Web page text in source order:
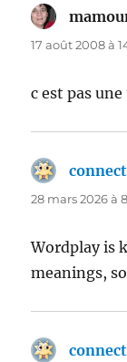
17 août 2008 à
c est pas
28 mars 2026 à
Wordplay is
meanings,